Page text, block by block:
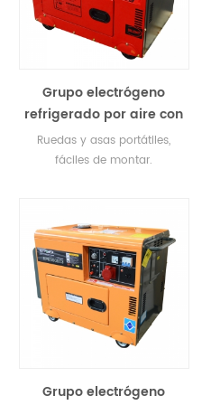
Grupo electrógeno
refrigerado por aire con
EPA, CE, SGS, EC-II, CARB
Ruedas y asas portátiles,
fáciles de montar.
funcionamiento super
silencioso. Vibración mínima
y amp; carrera tranquila Bajo
consumo de aceite y alta
eficiencia económica.
Grupo electrógeno